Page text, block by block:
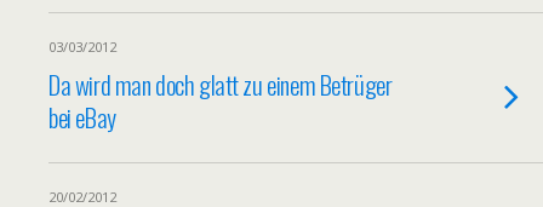
03/03/2012
Da wird man doch glatt zu einem Betrüger
bei eBay
20/02/2012